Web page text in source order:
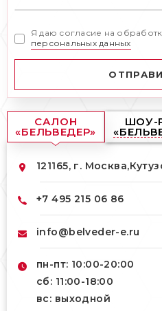
Я даю согласие на
персональных данных
САЛОН
«БЕЛЬВЕДЕР»
ШОУ-
121165, г. Москва,
+7 495 215 06 86
info@belveder-e.ru
пн-пт: 10:00-20:00
сб: 11:00-18:00
вс: выходной